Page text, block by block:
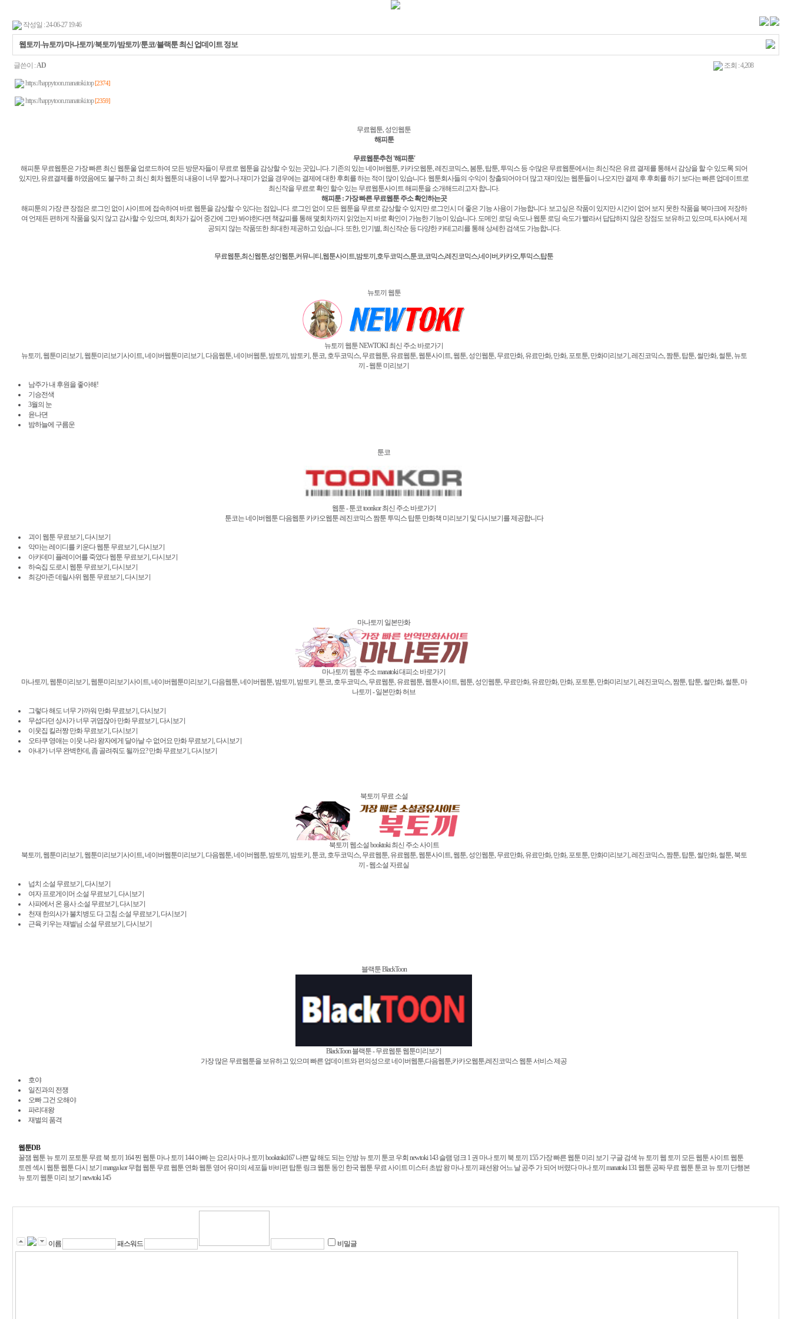
작성일 : 24-06-27 19:46
웹토끼-뉴토끼/마나토끼/북토끼/밤토끼/툰코/블랙툰 최신 업데이트 정보
글쓴이 :AD 조회 : 4,208
https://happytoon.manatoki.top [2374]
https://happytoon.manatoki.top [2359]
무료웹툰, 성인웹툰
해피툰
무료웹툰추천 '해피툰'
해피툰 무료웹툰은 가장 빠른 최신 웹툰울 업로드하여 모든 방문자들이 무료로 웹툰을 감상할 수 있는 곳입니다. 기존의 있는 네이버웹툰, 카카오웹툰, 레진코믹스, 봄툰, 탑툰, 투믹스 등 수많은 무료웹툰에서는 최신작은 유료 결제를 통해서 감상을 할 수 있도록 되어
있지만, 유료결제를 하였음에도 불구하 고 최신 회차 웹툰의 내용이 너무 짧거나 재미가 없을 경우에는 결제에 대한 후회를 하는 적이 많이 있습니다. 웹툰회사들의 수익이 창출되어야 더 많고 재미있는 웹툰들이 나오지만 결제 후 후회를 하기 보다는 빠른 업데이트로
최신작을 무료로 확인 할수 있는 무료웹툰사이트 해피툰을 소개해드리고자 합니다.
해피툰 : 가장 빠른 무료웹툰 주소 확인하는곳
해피툰의 가장 큰 장점은 로그인 없이 사이트에 접속하여 바로 웹툰을 감상할 수 있다는 점입니다. 로그인 없이 모든 웹툰을 무료로 감상할 수 있지만 로그인시 더 좋은 기능 사용이 가능합니다. 보고싶은 작품이 있지만 시간이 없어 보지 못한 작품을 북마크에 저장하
여 언제든 편하게 작품을 잊지 않고 감사할 수 있으며, 회차가 길어 중간에 그만 봐야한다면 책갈피를 통해 몇회차까지 읽었는지 바로 확인이 가능한 기능이 있습니다. 도메인 로딩 속도나 웹툰 로딩 속도가 빨라서 답답하지 않은 장점도 보유하고 있으며, 타사에서 제
공되지 않는 작품또한 최대한 제공하고 있습니다. 또한, 인기별, 최신작순 등 다양한 카테고리를 통해 상세한 검색도 가능합니다.
무료웹툰,최신웹툰,성인웹툰,커뮤니티,웹툰사이트,밤토끼,호두코믹스,툰코,코믹스,레진코믹스,네이버,카카오,투믹스,탑툰
뉴토끼 웹툰
뉴토끼 웹툰 NEWTOKI 최신 주소 바로가기
뉴토끼, 웹툰미리보기, 웹툰미리보기사이트, 네이버웹툰미리보기, 다음웹툰, 네이버웹툰, 밤토끼, 밤토키, 툰코, 호두코믹스, 무료웹툰, 유료웹툰, 웹툰사이트, 웹툰, 성인웹툰, 무료만화, 유료만화, 만화, 포토툰, 만화미리보기, 레진코믹스, 짬툰, 탑툰, 썰만화, 썰툰, 뉴토
끼 - 웹툰 미리보기
남주가 내 후원을 좋아해!
기승전색
3월의 눈
윤나뎐
밤하늘에 구름운
툰코
웹툰 - 툰코 toonkor 최신 주소 바로가기
툰코는 네이버웹툰 다음웹툰 카카오웹툰 레진코믹스 짬툰 투믹스 탑툰 만화책 미리보기 및 다시보기를 제공합니다
괴이 웹툰 무료보기, 다시보기
악마는 레이디를 키운다 웹툰 무료보기, 다시보기
아카데미 플레이어를 죽였다 웹툰 무료보기, 다시보기
하숙집 도로시 웹툰 무료보기, 다시보기
최강마존 데릴사위 웹툰 무료보기, 다시보기
마나토끼 일본만화
마나토끼 웹툰 주소 manatoki 대피소 바로가기
마나토끼, 웹툰미리보기, 웹툰미리보기사이트, 네이버웹툰미리보기, 다음웹툰, 네이버웹툰, 밤토끼, 밤토키, 툰코, 호두코믹스, 무료웹툰, 유료웹툰, 웹툰사이트, 웹툰, 성인웹툰, 무료만화, 유료만화, 만화, 포토툰, 만화미리보기, 레진코믹스, 짬툰, 탑툰, 썰만화, 썰툰, 마
나토끼 - 일본만화 허브
그렇다 해도 너무 가까워 만화 무료보기, 다시보기
무섭다던 상사가 너무 귀엽잖아 만화 무료보기, 다시보기
이웃집 킬러짱 만화 무료보기, 다시보기
오타쿠 영애는 이웃 나라 왕자에게 달아날 수 없어요 만화 무료보기, 다시보기
아내가 너무 완벽한데, 좀 골려줘도 될까요? 만화 무료보기, 다시보기
북토끼 무료 소설
북토끼 웹소설 booktoki 최신 주소 사이트
북토끼, 웹툰미리보기, 웹툰미리보기사이트, 네이버웹툰미리보기, 다음웹툰, 네이버웹툰, 밤토끼, 밤토키, 툰코, 호두코믹스, 무료웹툰, 유료웹툰, 웹툰사이트, 웹툰, 성인웹툰, 무료만화, 유료만화, 만화, 포토툰, 만화미리보기, 레진코믹스, 짬툰, 탑툰, 썰만화, 썰툰, 북토
끼 - 웹소설 자료실
넙치 소설 무료보기, 다시보기
여자 프로게이머 소설 무료보기, 다시보기
사파에서 온 용사 소설 무료보기, 다시보기
천재 한의사가 불치병도 다 고침 소설 무료보기, 다시보기
근육 키우는 재벌님 소설 무료보기, 다시보기
블랙툰 BlackToon
BlackToon 블랙툰 - 무료웹툰 웹툰미리보기
가장 많은 무료웹툰을 보유하고 있으며 빠른 업데이트와 편의성으로 네이버웹툰,다음웹툰,카카오웹툰,레진코믹스 웹툰 서비스 제공
호야
일진과의 전쟁
오빠 그건 오해야
파리대왕
재벌의 품격
웹툰DB
꿀잼 웹툰 뉴 토끼 포토툰 무료 북 토끼 164 찐 웹툰 마나 토끼 144 아빠 는 요리사 마나 토끼 booktoki167 나쁜 말 해도 되는 인방 뉴 토끼 툰코 우회 newtoki 143 슬램 덩크 1 권 마나 토끼 북 토끼 155 가장 빠른 웹툰 미리 보기 구글 검색 뉴 토끼 웹 토끼 모든 웹툰 사이트 웹툰
토렌섹시 웹툰 웹툰 다시 보기 manga kor 무협 웹툰 무료 웹툰 연화 웹툰 영어 유미의 세포들 바비편 탑툰 링크 웹툰 동인 한국 웹툰 무료 사이트 미스터 초밥 왕 마나 토끼 패션왕 어느 날 공주 가 되어 버렸다 마나 토끼 manatoki 131 웹툰 공짜 무료 웹툰 툰코 뉴 토끼 단행본
뉴 토끼 웹툰 미리 보기 newtoki 145
이름 패스워드 비밀글